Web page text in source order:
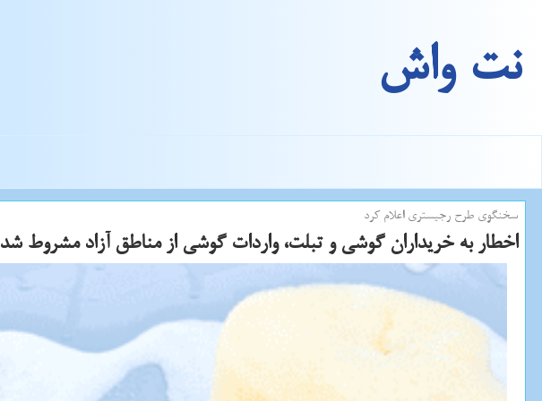
نت واش
سخنگوی طرح رجیستری اعلام كرد
اخطار به خریداران گوشی و تبلت، واردات گوشی از مناطق آزاد مشروط شد